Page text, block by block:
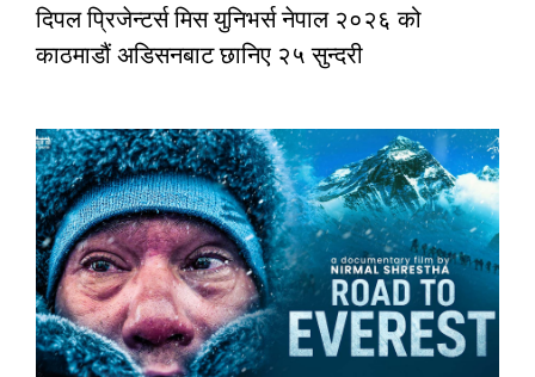
दिपल प्रिजेन्टर्स मिस युनिभर्स नेपाल २०२६ को
काठमाडौं अडिसनबाट छानिए २५ सुन्दरी